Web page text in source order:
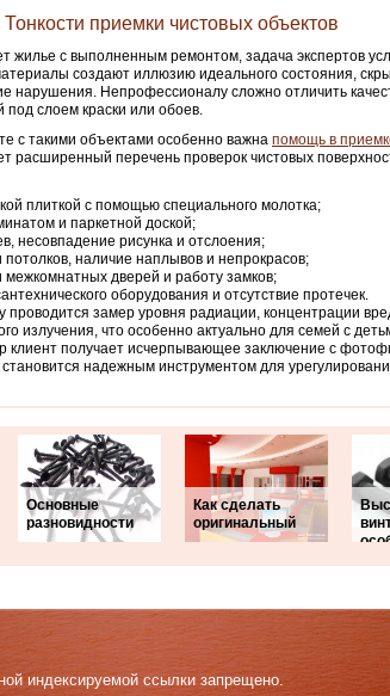
Тонкости приемки чистовых объектов
жилье с выполненным ремонтом, задача экспертов
создают иллюзию идеального состояния,
нарушения. Непрофессионалу сложно отличить
под слоем краски или обоев.
с такими объектами особенно важна помощь в
расширенный перечень проверок чистовых
плиткой с помощью специального молотка;
и паркетной доской;
несовпадение рисунка и отслоения;
потолков, наличие наплывов и непрокрасов;
межкомнатных дверей и работу замков;
оборудования и отсутствие протечек.
проводится замер уровня радиации, концентрации
излучения, что особенно актуально для семей с
клиент получает исчерпывающее заключение с
надежным инструментом для
Основные
разновидности
Как сделать
оригинальный
индексируемой ссылки запрещено.